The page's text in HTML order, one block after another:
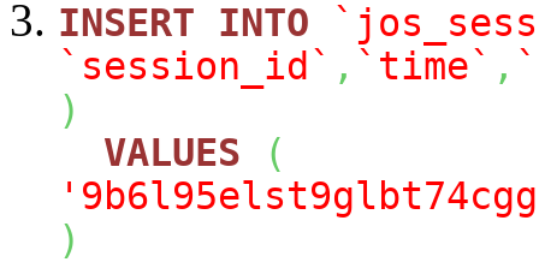
INSERT
INTO
`session_id` , `time` ,
)
VALUES
(
)